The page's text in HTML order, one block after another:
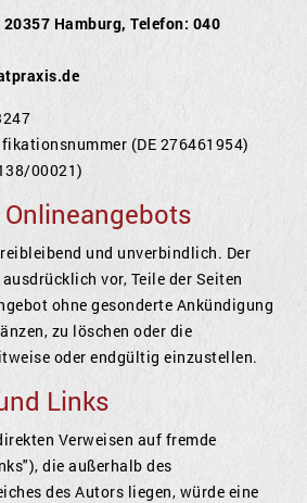
Hamburg, Telefon: 040
(DE 276461954)
00021)
und unverbindlich. Der
vor, Teile der Seiten
ohne gesonderte Ankündigung
zu löschen oder die
oder endgültig einzustellen.
Links
Verweisen auf fremde
die außerhalb des
des Autors liegen, würde eine